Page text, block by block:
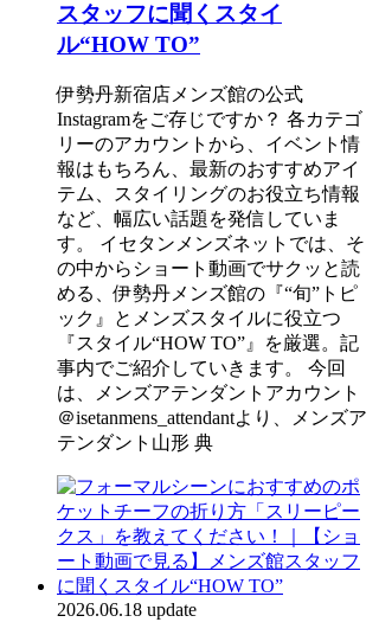
スタッフに聞くスタイ
ル“HOW TO”
伊勢丹新宿店メンズ館の公式
Instagramをご存じですか？ 各カテゴ
リーのアカウントから、イベント情
報はもちろん、最新のおすすめアイ
テム、スタイリングのお役立ち情報
など、幅広い話題を発信していま
す。 イセタンメンズネットでは、そ
の中からショート動画でサクッと読
める、伊勢丹メンズ館の『“旬”トピ
ック』とメンズスタイルに役立つ
『スタイル“HOW TO”』を厳選。記
事内でご紹介していきます。 今回
は、メンズアテンダントアカウント
＠isetanmens_attendantより、メンズア
テンダント山形 典
2026.06.18 update